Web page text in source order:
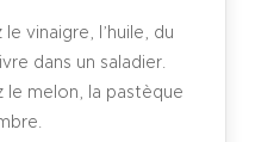
le vinaigre, l’huile, du
dans un saladier.
le melon, la pastèque